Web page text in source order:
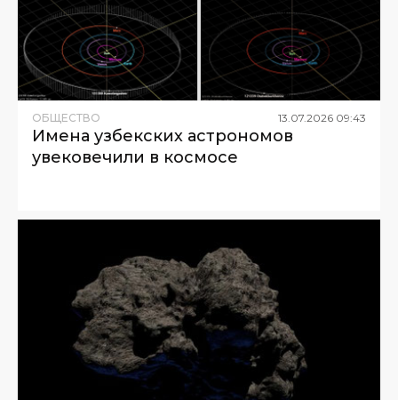
ОБЩЕСТВО 13.07.2026 09:43
Имена узбекских астрономов
увековечили в космосе